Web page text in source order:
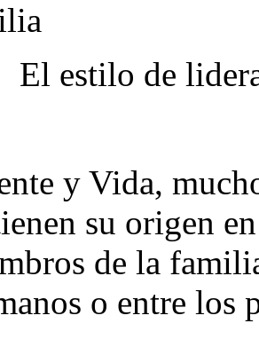
de
y Vida,
su origen
de la
o entre